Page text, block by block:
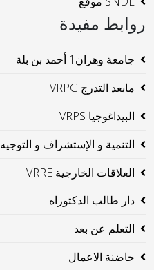
روابط مفيدة
جامعة وهران1 أحمد بن بلة
مابعد التدرج VRPG
البيداغوجيا VRPS
التنمية و الإستشراف و التوجيه VRDPO
العلاقات الخارجية VRRE
دار طالب الدكتوراه
التعلم عن بعد
حاضنة الاعمال